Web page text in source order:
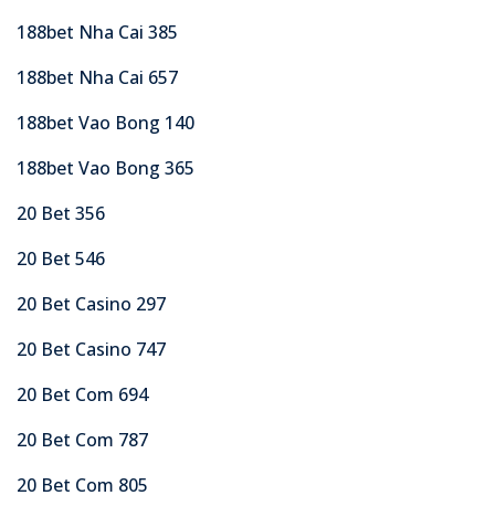
188bet Nha Cai 385
188bet Nha Cai 657
188bet Vao Bong 140
188bet Vao Bong 365
20 Bet 356
20 Bet 546
20 Bet Casino 297
20 Bet Casino 747
20 Bet Com 694
20 Bet Com 787
20 Bet Com 805